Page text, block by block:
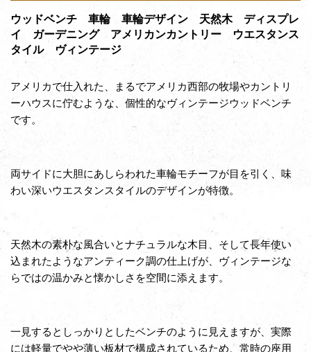
ウッドベンチ 車輪 車輪デザイン 天然木 ディスプレ
イ ガーデニング アメリカンカントリー ウエスタンス
タイル ヴィンテージ
アメリカで仕入れた、まるでアメリカ西部の牧場やカントリ
ーハウスに佇むような、個性的なヴィンテージウッドベンチ
です。
両サイドに大胆にあしらわれた車輪モチーフが目を引く、味
わい深いウエスタンスタイルのデザインが特徴。
天然木の素朴な風合いとナチュラルな木目、そして長年使い
込まれたようなアンティーク調の仕上げが、ヴィンテージな
らではの温かみと懐かしさを空間に添えます。
一見するとしっかりとしたベンチのように見えますが、実際
には軽量でやや薄い板材で構成されているため、常時の座用